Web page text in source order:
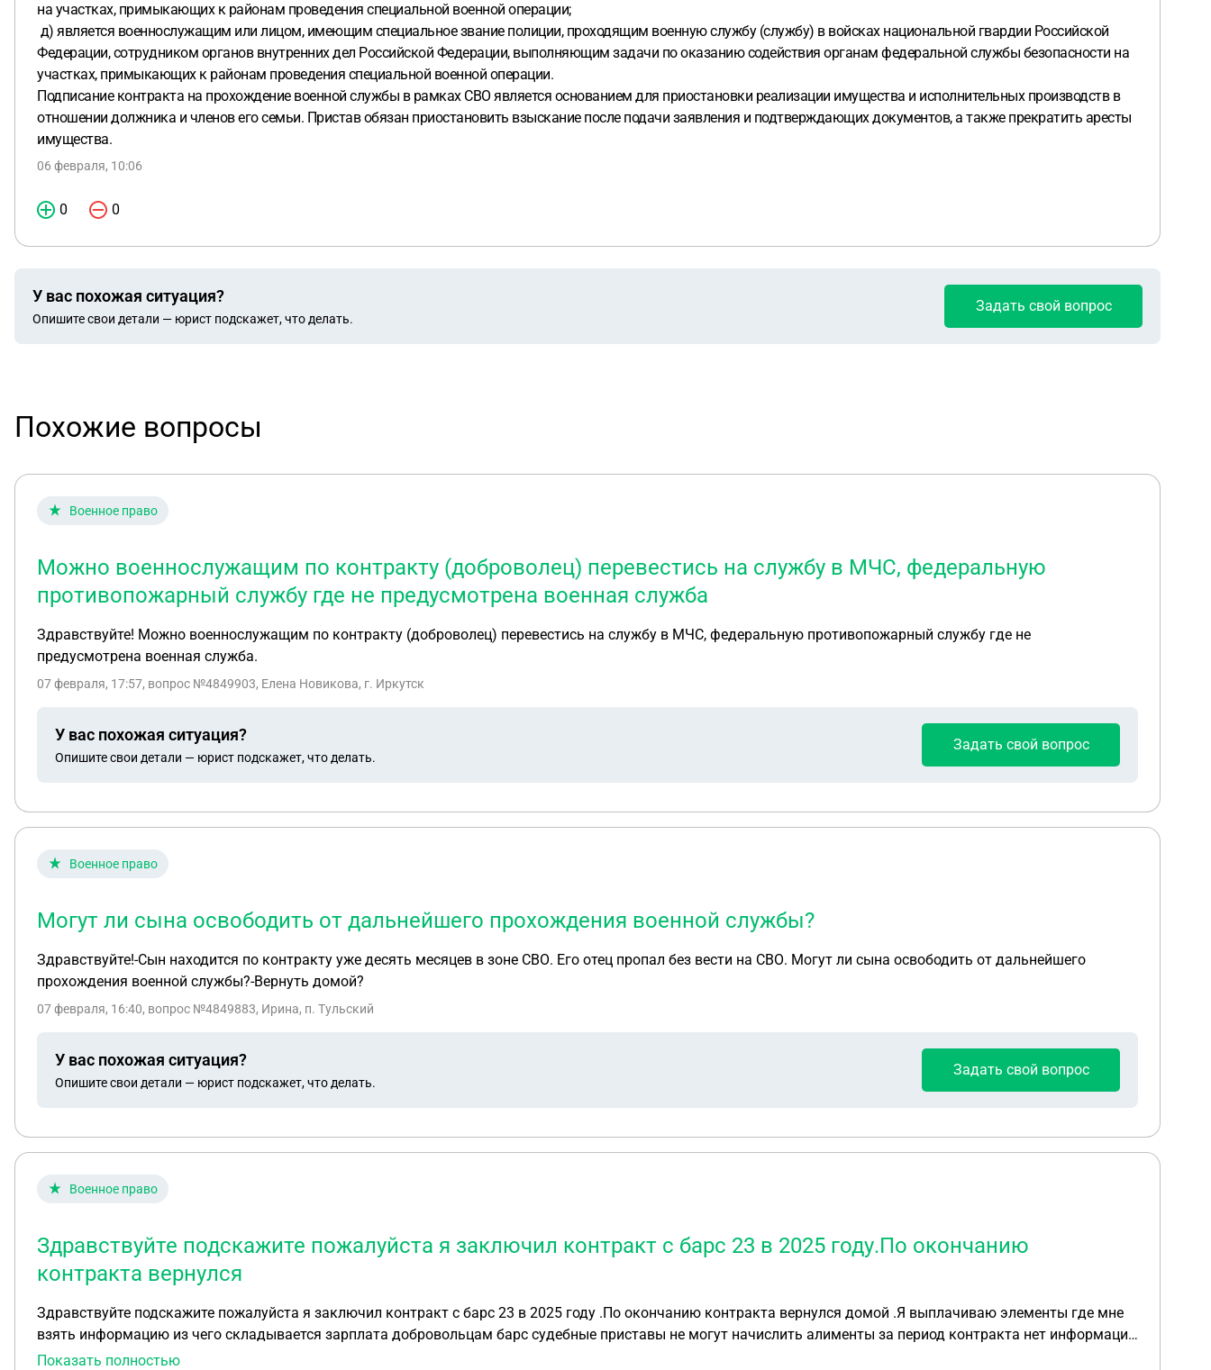
на участках, примыкающих к районам проведения специальной военной операции;
д) является военнослужащим или лицом, имеющим специальное звание полиции, проходящим военную службу (службу) в войсках национальной гвардии Российской
Федерации, сотрудником органов внутренних дел Российской Федерации, выполняющим задачи по оказанию содействия органам федеральной службы безопасности на
участках, примыкающих к районам проведения специальной военной операции.
Подписание контракта на прохождение военной службы в рамках СВО является основанием для приостановки реализации имущества и исполнительных производств в
отношении должника и членов его семьи. Пристав обязан приостановить взыскание после подачи заявления и подтверждающих документов, а также прекратить аресты
имущества.
06 февраля, 10:06
0 0
У вас похожая ситуация?
Опишите свои детали — юрист подскажет, что делать.
Задать свой вопрос
Похожие вопросы
Военное право
Можно военнослужащим по контракту (доброволец) перевестись на службу в МЧС, федеральную
противопожарный службу где не предусмотрена военная служба
Здравствуйте! Можно военнослужащим по контракту (доброволец) перевестись на службу в МЧС, федеральную противопожарный службу где не
предусмотрена военная служба.
07 февраля, 17:57, вопрос №4849903, Елена Новикова, г. Иркутск
У вас похожая ситуация?
Опишите свои детали — юрист подскажет, что делать.
Задать свой вопрос
Военное право
Могут ли сына освободить от дальнейшего прохождения военной службы?
Здравствуйте!-Сын находится по контракту уже десять месяцев в зоне СВО. Его отец пропал без вести на СВО. Могут ли сына освободить от дальнейшего
прохождения военной службы?-Вернуть домой?
07 февраля, 16:40, вопрос №4849883, Ирина, п. Тульский
У вас похожая ситуация?
Опишите свои детали — юрист подскажет, что делать.
Задать свой вопрос
Военное право
Здравствуйте подскажите пожалуйста я заключил контракт с барс 23 в 2025 году.По окончанию
контракта вернулся
Здравствуйте подскажите пожалуйста я заключил контракт с барс 23 в 2025 году .По окончанию контракта вернулся домой .Я выплачиваю элементы где мне
взять информацию из чего складывается зарплата добровольцам барс судебные приставы не могут начислить алименты за период контракта нет информации
на военную карту наложили арест
Показать полностью